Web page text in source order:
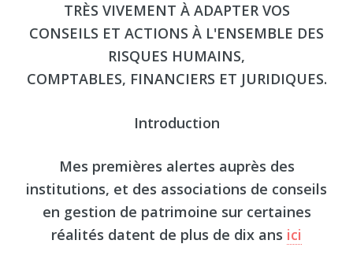
TRÈS VIVEMENT À ADAPTER VOS
CONSEILS ET ACTIONS À L'ENSEMBLE DES
RISQUES HUMAINS,
COMPTABLES, FINANCIERS ET JURIDIQUES.
Introduction
Mes premières alertes auprès des
institutions, et des associations de conseils
en gestion de patrimoine sur certaines
réalités datent de plus de dix ans ici